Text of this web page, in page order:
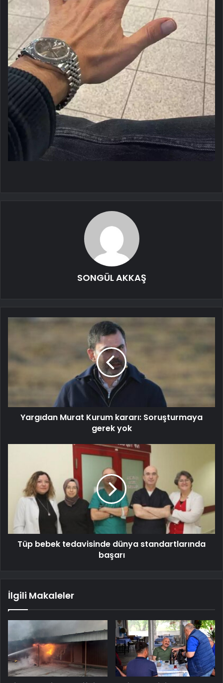
SONGÜL AKKAŞ
Yargıdan Murat Kurum kararı: Soruşturmaya
gerek yok
Tüp bebek tedavisinde dünya standartlarında
başarı
İlgili Makaleler